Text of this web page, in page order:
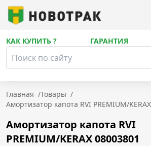
КАК КУПИТЬ ? ГАРАНТИЯ
Главная /Товары /
Амортизатор капота RVI PREMIUM/
Амортизатор капота RVI
PREMIUM/KERAX 08003801